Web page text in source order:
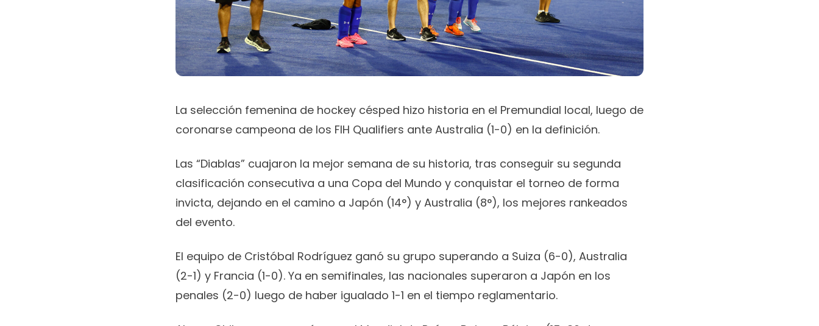
La selección femenina de hockey césped hizo historia en el Premundial local, luego de
coronarse campeona de los FIH Qualifiers ante Australia (1-0) en la definición.
Las “Diablas” cuajaron la mejor semana de su historia, tras conseguir su segunda
clasificación consecutiva a una Copa del Mundo y conquistar el torneo de forma
invicta, dejando en el camino a Japón (14°) y Australia (8°), los mejores rankeados
del evento.
El equipo de Cristóbal Rodríguez ganó su grupo superando a Suiza (6-0), Australia
(2-1) y Francia (1-0). Ya en semifinales, las nacionales superaron a Japón en los
penales (2-0) luego de haber igualado 1-1 en el tiempo reglamentario.